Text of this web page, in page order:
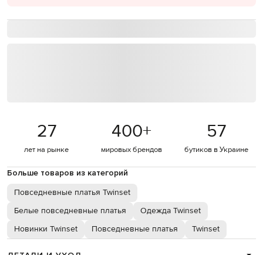
27
лет на рынке
400+
мировых брендов
57
бутиков в Украине
Больше товаров из категорий
Повседневные платья Twinset
Белые повседневные платья
Одежда Twinset
Новинки Twinset
Повседневные платья Twinset